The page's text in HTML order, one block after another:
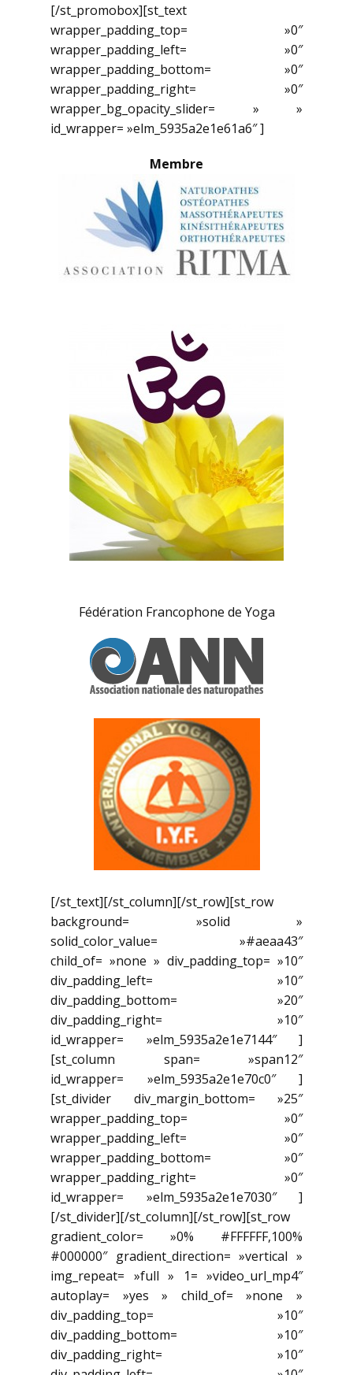
[/st_promobox][st_text
wrapper_padding_top= »0″
wrapper_padding_left= »0″
wrapper_padding_bottom= »0″
wrapper_padding_right= »0″
wrapper_bg_opacity_slider= » »
id_wrapper= »elm_5935a2e1e61a6″ ]
Membre
Fédération Francophone de Yoga
[/st_text][/st_column][/st_row][st_row
background= »solid »
solid_color_value= »#aeaa43″
child_of= »none » div_padding_top= »10″
div_padding_left= »10″
div_padding_bottom= »20″
div_padding_right= »10″
id_wrapper= »elm_5935a2e1e7144″ ]
[st_column span= »span12″
id_wrapper= »elm_5935a2e1e70c0″ ]
[st_divider div_margin_bottom= »25″
wrapper_padding_top= »0″
wrapper_padding_left= »0″
wrapper_padding_bottom= »0″
wrapper_padding_right= »0″
id_wrapper= »elm_5935a2e1e7030″ ]
[/st_divider][/st_column][/st_row][st_row
gradient_color= »0% #FFFFFF,100%
#000000″ gradient_direction= »vertical »
img_repeat= »full » 1= »video_url_mp4″
autoplay= »yes » child_of= »none »
div_padding_top= »10″
div_padding_bottom= »10″
div_padding_right= »10″